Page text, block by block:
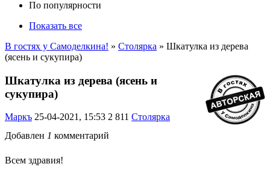
По популярности
Показать все
В гостях у Самоделкина! » Столярка » Шкатулка из дерева
(ясень и сукупира)
Шкатулка из дерева (ясень и
сукупира)
Маркъ 25-04-2021, 15:53 2 811 Столярка
Добавлен 1 комментарий
Всем здравия!